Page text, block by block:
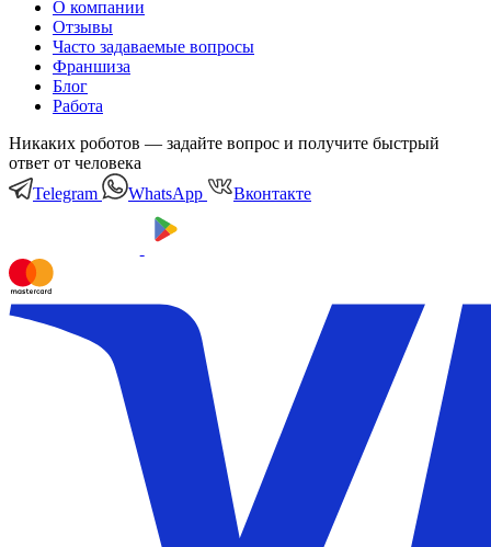
О компании
Отзывы
Часто задаваемые вопросы
Франшиза
Блог
Работа
Никаких роботов — задайте вопрос и получите быстрый
ответ от человека
Telegram
WhatsApp Вконтакте